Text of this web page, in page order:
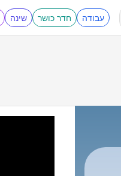
עבודה חדר כושר שינה